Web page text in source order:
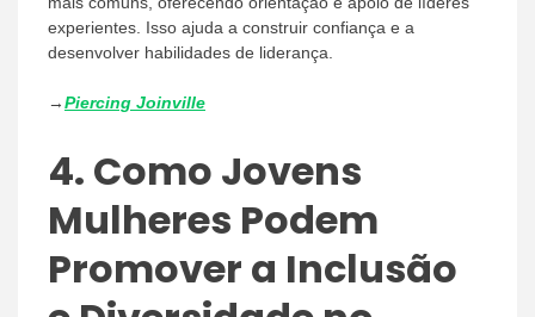
experientes. Isso ajuda a construir confiança e a
desenvolver habilidades de liderança.
→Piercing Joinville
4. Como Jovens
Mulheres Podem
Promover a Inclusão